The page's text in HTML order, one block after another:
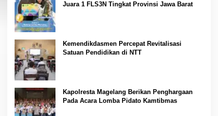
Juara 1 FLS3N Tingkat Provinsi Jawa Barat
Kemendikdasmen Percepat Revitalisasi
Satuan Pendidikan di NTT
Kapolresta Magelang Berikan Penghargaan
Pada Acara Lomba Pidato Kamtibmas